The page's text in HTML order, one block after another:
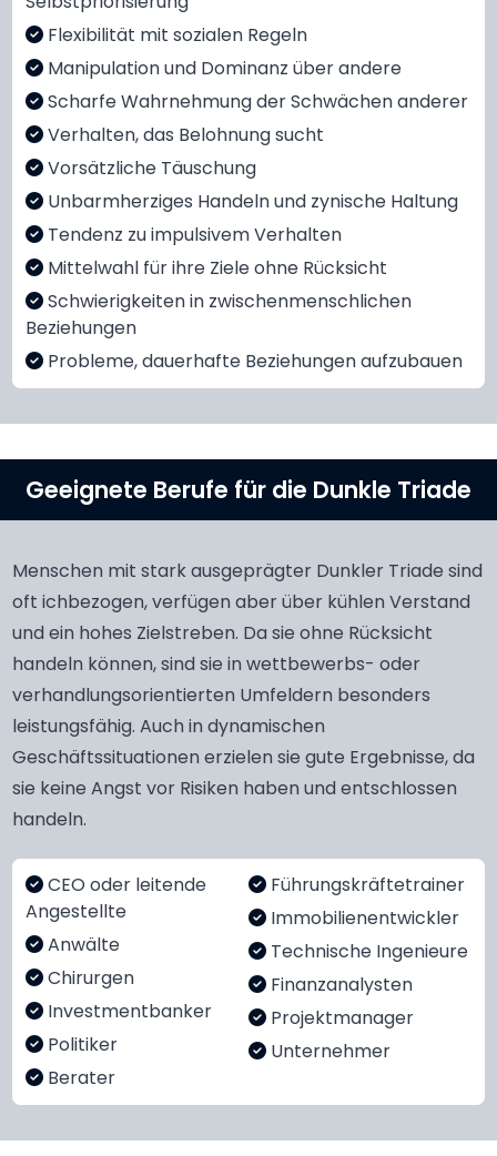
Flexibilität mit sozialen Regeln
Manipulation und Dominanz über andere
Scharfe Wahrnehmung der Schwächen anderer
Verhalten, das Belohnung sucht
Vorsätzliche Täuschung
Unbarmherziges Handeln und zynische Haltung
Tendenz zu impulsivem Verhalten
Mittelwahl für ihre Ziele ohne Rücksicht
Schwierigkeiten in zwischenmenschlichen
Beziehungen
Probleme, dauerhafte Beziehungen aufzubauen
Geeignete Berufe für die Dunkle Triade
Menschen mit stark ausgeprägter Dunkler Triade sind
oft ichbezogen, verfügen aber über kühlen Verstand
und ein hohes Zielstreben. Da sie ohne Rücksicht
handeln können, sind sie in wettbewerbs- oder
verhandlungsorientierten Umfeldern besonders
leistungsfähig. Auch in dynamischen
Geschäftssituationen erzielen sie gute Ergebnisse, da
sie keine Angst vor Risiken haben und entschlossen
handeln.
CEO oder leitende
Angestellte
Anwälte
Chirurgen
Investmentbanker
Politiker
Berater
Führungskräftetrainer
Immobilienentwickler
Technische Ingenieure
Finanzanalysten
Projektmanager
Unternehmer